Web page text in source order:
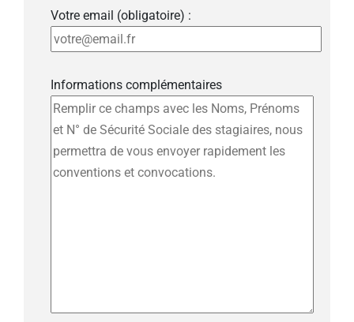
Votre email (obligatoire) :
Informations complémentaires